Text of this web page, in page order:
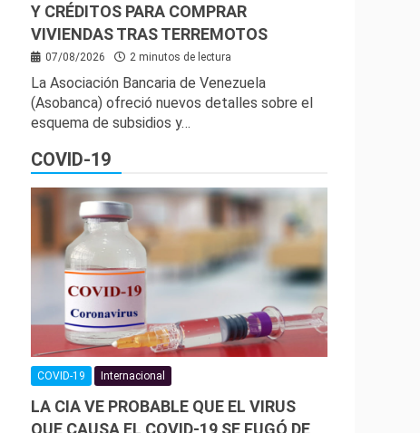
Y CRÉDITOS PARA COMPRAR
VIVIENDAS TRAS TERREMOTOS
07/08/2026 2 minutos de lectura
La Asociación Bancaria de Venezuela
(Asobanca) ofreció nuevos detalles sobre el
esquema de subsidios y…
COVID-19
COVID-19 Internacional
LA CIA VE PROBABLE QUE EL VIRUS